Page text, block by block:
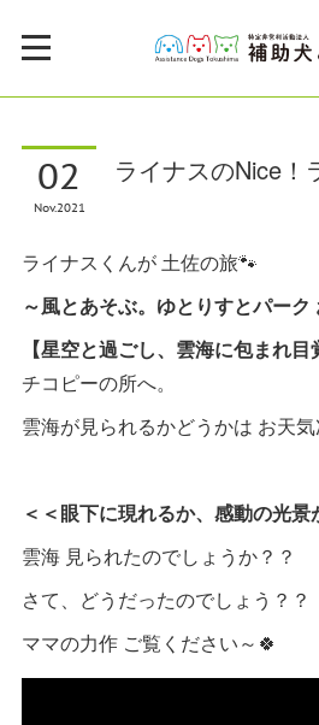
02
Nov2021
ライナスのNice！
ライナスくんが 土佐の旅🐾
～風とあそぶ。ゆとりすとパーク
【星空と過ごし、雲海に包まれ目
チコピーの所へ。
雲海が見られるかどうかは お天気
＜＜眼下に現れるか、感動の光景
雲海 見られたのでしょうか？？
さて、どうだったのでしょう？？
ママの力作 ご覧ください～🍀